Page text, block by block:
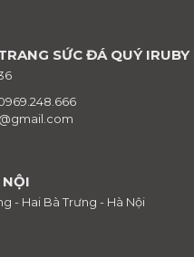
SỨC ĐÁ QUÝ IRUBY
- Hai Bà Trưng - Hà Nội